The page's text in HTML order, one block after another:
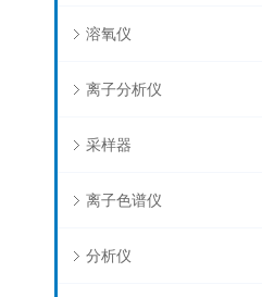
溶氧仪
离子分析仪
采样器
离子色谱仪
分析仪